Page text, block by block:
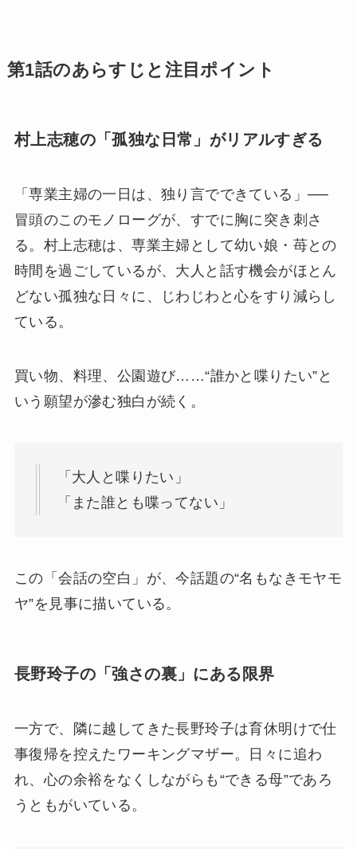
第1話のあらすじと注目ポイント
村上志穂の「孤独な日常」がリアルすぎる
「専業主婦の一日は、独り言でできている」──
冒頭のこのモノローグが、すでに胸に突き刺さ
る。村上志穂は、専業主婦として幼い娘・苺との
時間を過ごしているが、大人と話す機会がほとん
どない孤独な日々に、じわじわと心をすり減らし
ている。
買い物、料理、公園遊び……“誰かと喋りたい”と
いう願望が滲む独白が続く。
「大人と喋りたい」
「また誰とも喋ってない」
この「会話の空白」が、今話題の“名もなきモヤモ
ヤ”を見事に描いている。
長野玲子の「強さの裏」にある限界
一方で、隣に越してきた長野玲子は育休明けで仕
事復帰を控えたワーキングマザー。日々に追わ
れ、心の余裕をなくしながらも“できる母”であろ
うともがいている。